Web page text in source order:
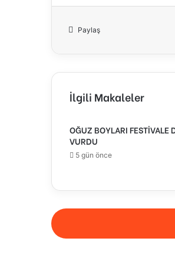
Paylaş
İlgili Makaleler
OĞUZ BOYLARI FESTİVALE
VURDU
5 gün önce